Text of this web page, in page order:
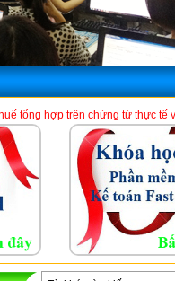
chứng từ thực tế và phần
HCM